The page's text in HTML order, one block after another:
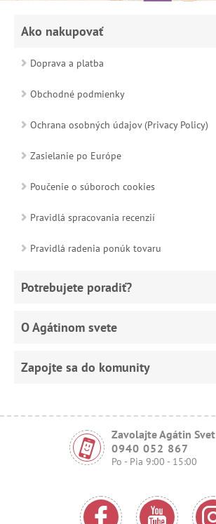
Ako nakupovať
Doprava a platba
Obchodné podmienky
Ochrana osobných údajov (Privacy Policy)
Zasielanie po Európe
Poučenie o súboroch cookies
Pravidlá spracovania recenzií
Pravidlá radenia ponúk tovaru
Potrebujete poradiť?
O Agátinom svete
Zapojte sa do komunity
Zavolajte Agátin Svet
0940 052 867
Po - Pia 9:00 - 15:00